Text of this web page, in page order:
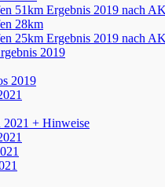
51km Ergebnis 2019 nach
28km
25km Ergebnis 2019 nach
2019
2019
+ Hinweise